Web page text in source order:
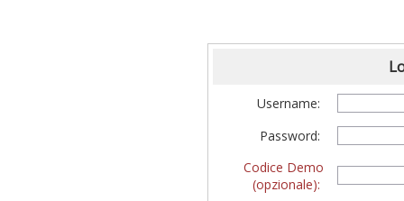
Username:
Password:
Codice Demo
(opzionale):